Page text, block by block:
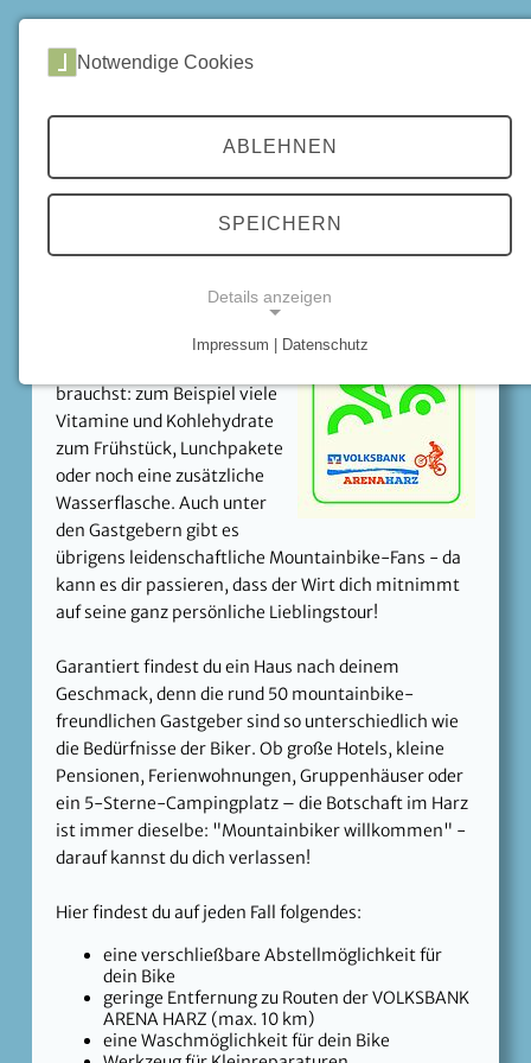
Das Label Mountainbiker
Mit diesem Schild findest du
mountainbike-freundlichen
Gastgebern, die wissen, was
brauchst: zum Beispiel viele
Vitamine und Kohlehydrate
zum Frühstück, Lunchpakete
oder noch eine zusätzliche
Wasserflasche. Auch unter
den Gastgebern gibt es
übrigens leidenschaftliche Mountainbike-Fans - da
kann es dir passieren, dass der Wirt dich mitnimmt
auf seine ganz persönliche Lieblingstour!
Garantiert findest du ein Haus nach deinem
Geschmack, denn die rund 50 mountainbike-
freundlichen Gastgeber sind so unterschiedlich wie
die Bedürfnisse der Biker. Ob große Hotels, kleine
Pensionen, Ferienwohnungen, Gruppenhäuser oder
ein 5-Sterne-Campingplatz – die Botschaft im Harz
ist immer dieselbe: "Mountainbiker willkommen" -
darauf kannst du dich verlassen!
Hier findest duauf jeden Fall folgendes:
eine verschließbare Abstellmöglichkeit für
dein Bike
geringe Entfernung zu Routen der VOLKSBANK
ARENA HARZ (max. 10 km)
eine Waschmöglichkeit für dein Bike
Notwendige Cookies
ABLEHNEN
SPEICHERN
Details anzeigen
Impressum | Datenschutz